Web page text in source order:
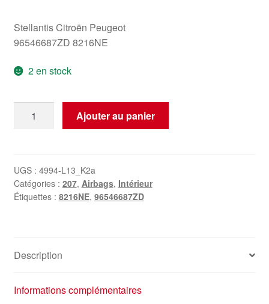
Stellantis Citroën Peugeot
96546687ZD 8216NE
2 en stock
siège
conducteur
Peugeot
Ajouter au panier
UGS : 4994-L13_K2a
Catégories : 207, Airbags, Intérieur
Étiquettes : 8216NE, 96546687ZD
Description
Informations complémentaires